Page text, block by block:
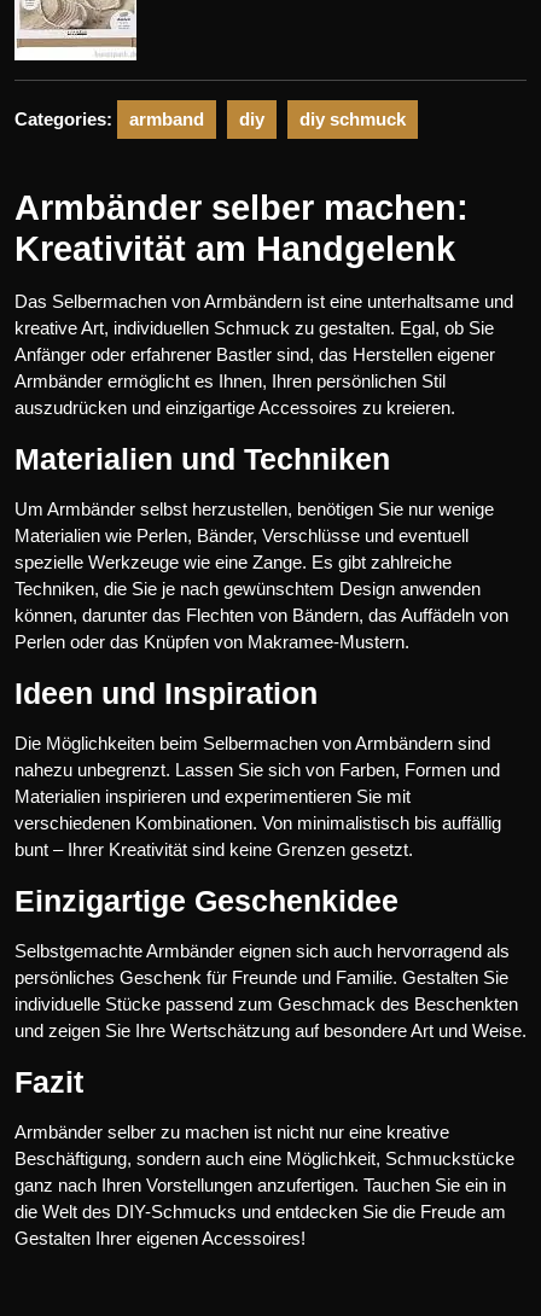
Categories: armband diy diy schmuck
Armbänder selber machen:
Kreativität am Handgelenk
Das Selbermachen von Armbändern ist eine unterhaltsame und
kreative Art, individuellen Schmuck zu gestalten. Egal, ob Sie
Anfänger oder erfahrener Bastler sind, das Herstellen eigener
Armbänder ermöglicht es Ihnen, Ihren persönlichen Stil
auszudrücken und einzigartige Accessoires zu kreieren.
Materialien und Techniken
Um Armbänder selbst herzustellen, benötigen Sie nur wenige
Materialien wie Perlen, Bänder, Verschlüsse und eventuell
spezielle Werkzeuge wie eine Zange. Es gibt zahlreiche
Techniken, die Sie je nach gewünschtem Design anwenden
können, darunter das Flechten von Bändern, das Auffädeln von
Perlen oder das Knüpfen von Makramee-Mustern.
Ideen und Inspiration
Die Möglichkeiten beim Selbermachen von Armbändern sind
nahezu unbegrenzt. Lassen Sie sich von Farben, Formen und
Materialien inspirieren und experimentieren Sie mit
verschiedenen Kombinationen. Von minimalistisch bis auffällig
bunt – Ihrer Kreativität sind keine Grenzen gesetzt.
Einzigartige Geschenkidee
Selbstgemachte Armbänder eignen sich auch hervorragend als
persönliches Geschenk für Freunde und Familie. Gestalten Sie
individuelle Stücke passend zum Geschmack des Beschenkten
und zeigen Sie Ihre Wertschätzung auf besondere Art und Weise.
Fazit
Armbänder selber zu machen ist nicht nur eine kreative
Beschäftigung, sondern auch eine Möglichkeit, Schmuckstücke
ganz nach Ihren Vorstellungen anzufertigen. Tauchen Sie ein in
die Welt des DIY-Schmucks und entdecken Sie die Freude am
Gestalten Ihrer eigenen Accessoires!